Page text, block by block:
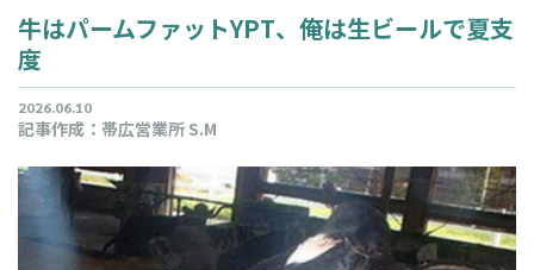
牛はパームファットYPT、俺は生ビールで夏支
度
2026.06.10
記事作成： 帯広営業所 S.M